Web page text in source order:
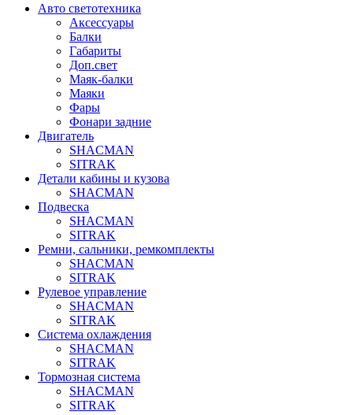
Авто светотехника
Аксессуары
Балки
Габариты
Доп.свет
Маяк-балки
Маяки
Фары
Фонари задние
Двигатель
SHACMAN
SITRAK
Детали кабины и кузова
SHACMAN
Подвеска
SHACMAN
SITRAK
Ремни, сальники, ремкомплекты
SHACMAN
SITRAK
Рулевое управление
SHACMAN
SITRAK
Система охлаждения
SHACMAN
SITRAK
Тормозная система
SHACMAN
SITRAK